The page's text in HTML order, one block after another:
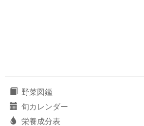
野菜図鑑
旬カレンダー
栄養成分表